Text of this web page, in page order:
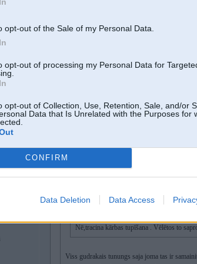
opt-out of the Sale of my Personal Data.
opt-out of processing my Personal Data for
opt-out of Collection, Use, Retention, Sale, and/or
Data that Is Unrelated with the Purposes for
CONFIRM
Data Deletion Data Access
Viss gudrakais tunungs saja joma tas ir samainit
nav ko darit ar naudu tad protams welkom!
25 Mar 2016, 22:23:08@968
Nē,tracina kārbas tupīšana . Vēlētos to
Viss gudrakais tunungs saja joma tas ir